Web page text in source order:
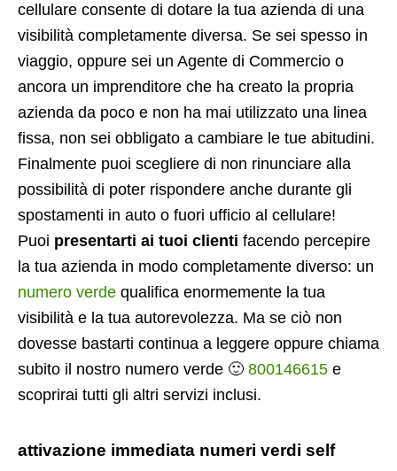
cellulare consente di dotare la tua azienda di una
visibilità completamente diversa. Se sei spesso in
viaggio, oppure sei un Agente di Commercio o
ancora un imprenditore che ha creato la propria
azienda da poco e non ha mai utilizzato una linea
fissa, non sei obbligato a cambiare le tue abitudini.
Finalmente puoi scegliere di non rinunciare alla
possibilità di poter rispondere anche durante gli
spostamenti in auto o fuori ufficio al cellulare!
Puoi presentarti ai tuoi clienti facendo percepire
la tua azienda in modo completamente diverso: un
numero verde qualifica enormemente la tua
visibilità e la tua autorevolezza. Ma se ciò non
dovesse bastarti continua a leggere oppure chiama
subito il nostro numero verde 🙂 800146615 e
scoprirai tutti gli altri servizi inclusi.
attivazione immediata numeri verdi self